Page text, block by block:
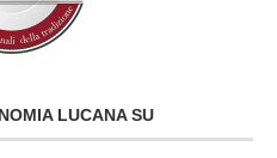
LUCANA SU